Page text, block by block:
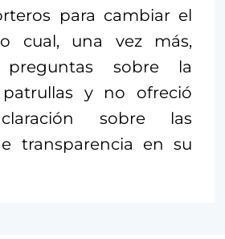
para cambiar el
cual, una vez más,
sobre la
y no ofreció
sobre las
transparencia en su